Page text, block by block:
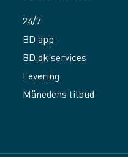
24/7
BD app
BD.dk services
Levering
Månedens tilbud